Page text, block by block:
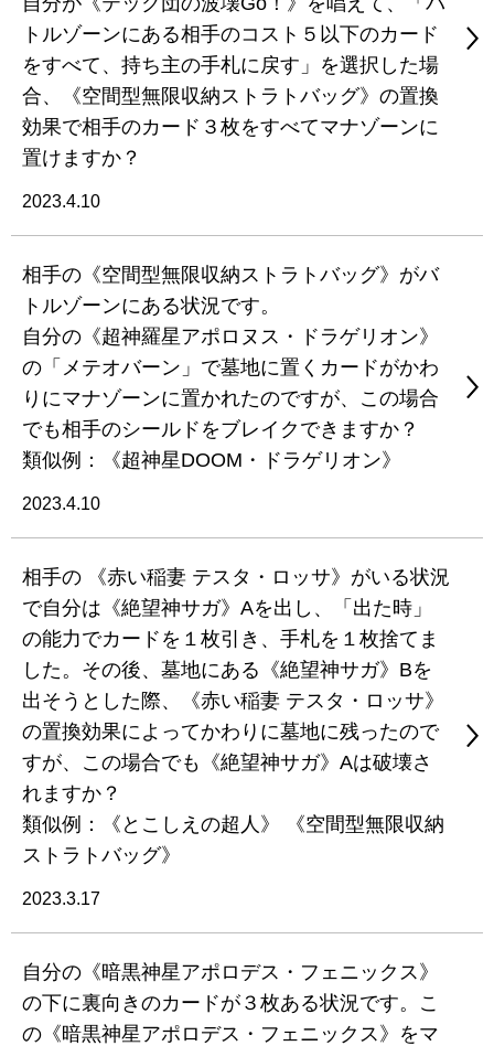
トルゾーンにある相手のコスト５以下のカード
をすべて、持ち主の手札に戻す」を選択した場
合、《空間型無限収納ストラトバッグ》の置換
効果で相手のカード３枚をすべてマナゾーンに
置けますか？
2023.4.10
相手の《空間型無限収納ストラトバッグ》がバ
トルゾーンにある状況です。
自分の《超神羅星アポロヌス・ドラゲリオン》
の「メテオバーン」で墓地に置くカードがかわ
りにマナゾーンに置かれたのですが、この場合
でも相手のシールドをブレイクできますか？
類似例：《超神星DOOM・ドラゲリオン》
2023.4.10
相手の 《赤い稲妻 テスタ・ロッサ》がいる状況
で自分は《絶望神サガ》Aを出し、「出た時」
の能力でカードを１枚引き、手札を１枚捨てま
した。その後、墓地にある《絶望神サガ》Bを
出そうとした際、《赤い稲妻 テスタ・ロッサ》
の置換効果によってかわりに墓地に残ったので
すが、この場合でも《絶望神サガ》Aは破壊さ
れますか？
類似例：《とこしえの超人》 《空間型無限収納
ストラトバッグ》
2023.3.17
自分の《暗黒神星アポロデス・フェニックス》
の下に裏向きのカードが３枚ある状況です。こ
の《暗黒神星アポロデス・フェニックス》をマ